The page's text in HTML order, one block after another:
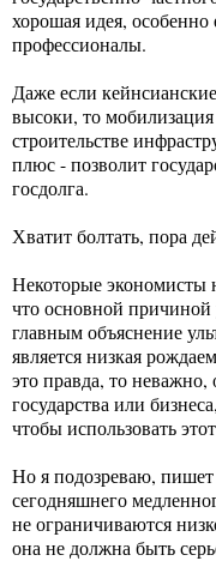
хорошая идея, особенно
профессионалы.
Даже если
высоки, то
строительстве
плюс - позволит
госдолга.
Хватит болтать, пора
Некоторые
что основной
главным объяснение
является низкая
это правда, то
государства или
чтобы использовать
Но я подозреваю,
сегодняшнего
не ограничиваются
она не должна быть